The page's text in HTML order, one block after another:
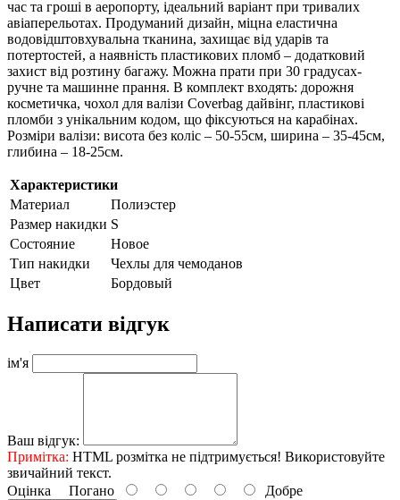
час та гроші в аеропорту, ідеальний варіант при тривалих
авіаперельотах. Продуманий дизайн, міцна еластична
водовідштовхувальна тканина, захищає від ударів та
потертостей, а наявність пластикових пломб – додатковий
захист від розтину багажу. Можна прати при 30 градусах-
ручне та машинне прання. В комплект входять: дорожня
косметичка, чохол для валізи Coverbag дайвінг, пластикові
пломби з унікальним кодом, що фіксуються на карабінах.
Розміри валізи: висота без коліс – 50-55см, ширина – 35-45см,
глибина – 18-25см.
Характеристики
Материал
Полиэстер
Размер накидки S
Состояние
Новое
Тип накидки
Чехлы для чемоданов
Цвет
Бордовый
Написати відгук
ім'я
Ваш відгук:
Примітка: HTML розмітка не підтримується! Використовуйте
звичайний текст.
Оцінка Погано Добре